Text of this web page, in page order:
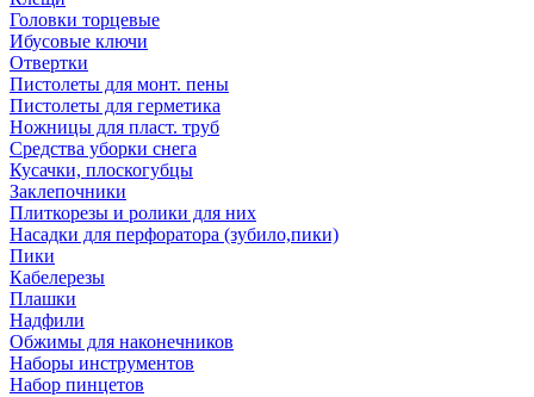
Головки торцевые
Ибусовые ключи
Отвертки
Пистолеты для монт. пены
Пистолеты для герметика
Ножницы для пласт. труб
Средства уборки снега
Кусачки, плоскогубцы
Заклепочники
Плиткорезы и ролики для них
Насадки для перфоратора (зубило,пики)
Пики
Кабелерезы
Плашки
Надфили
Обжимы для наконечников
Наборы инструментов
Набор пинцетов